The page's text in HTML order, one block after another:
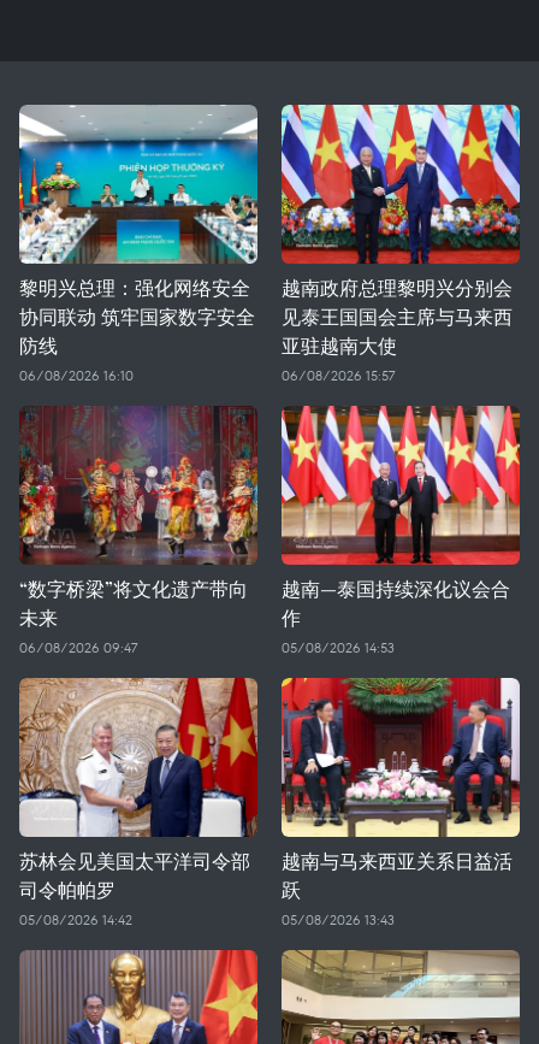
黎明兴总理：强化网络安全
协同联动 筑牢国家数字安全
防线
06/08/2026 16:10
越南政府总理黎明兴分别会
见泰王国国会主席与马来西
亚驻越南大使
06/08/2026 15:57
“数字桥梁”将文化遗产带向
未来
06/08/2026 09:47
越南—泰国持续深化议会合
作
05/08/2026 14:53
苏林会见美国太平洋司令部
司令帕帕罗
05/08/2026 14:42
越南与马来西亚关系日益活
跃
05/08/2026 13:43